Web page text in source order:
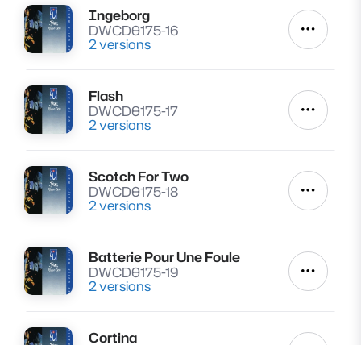
Lire
Ingeborg
DWCD0175-16
2 versions Autres
Lire
Flash
DWCD0175-17
2 versions Autres
Lire
Scotch For Two
DWCD0175-18
2 versions Autres
Lire
Batterie Pour Une Foule
DWCD0175-19
2 versions Autres
Cortina